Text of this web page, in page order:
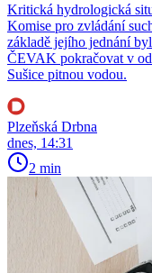
Kritická hydrologická
Komise pro zvládání
základě jejího jednání
ČEVAK pokračovat v
Sušice pitnou vodou.
Plzeňská Drbna
dnes, 14:31
2 min